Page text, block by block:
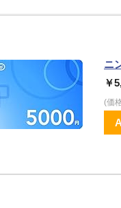
ニ
￥
(価